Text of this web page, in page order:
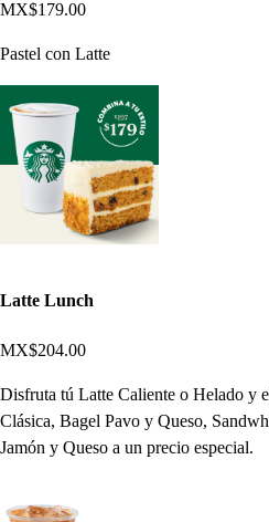
MX$179.00
Pastel con Latte
Latte Lunch
MX$204.00
Disfruta tú Latte Caliente o Helado y
Clásica, Bagel Pavo y Queso,
Jamón y Queso a un precio especial.